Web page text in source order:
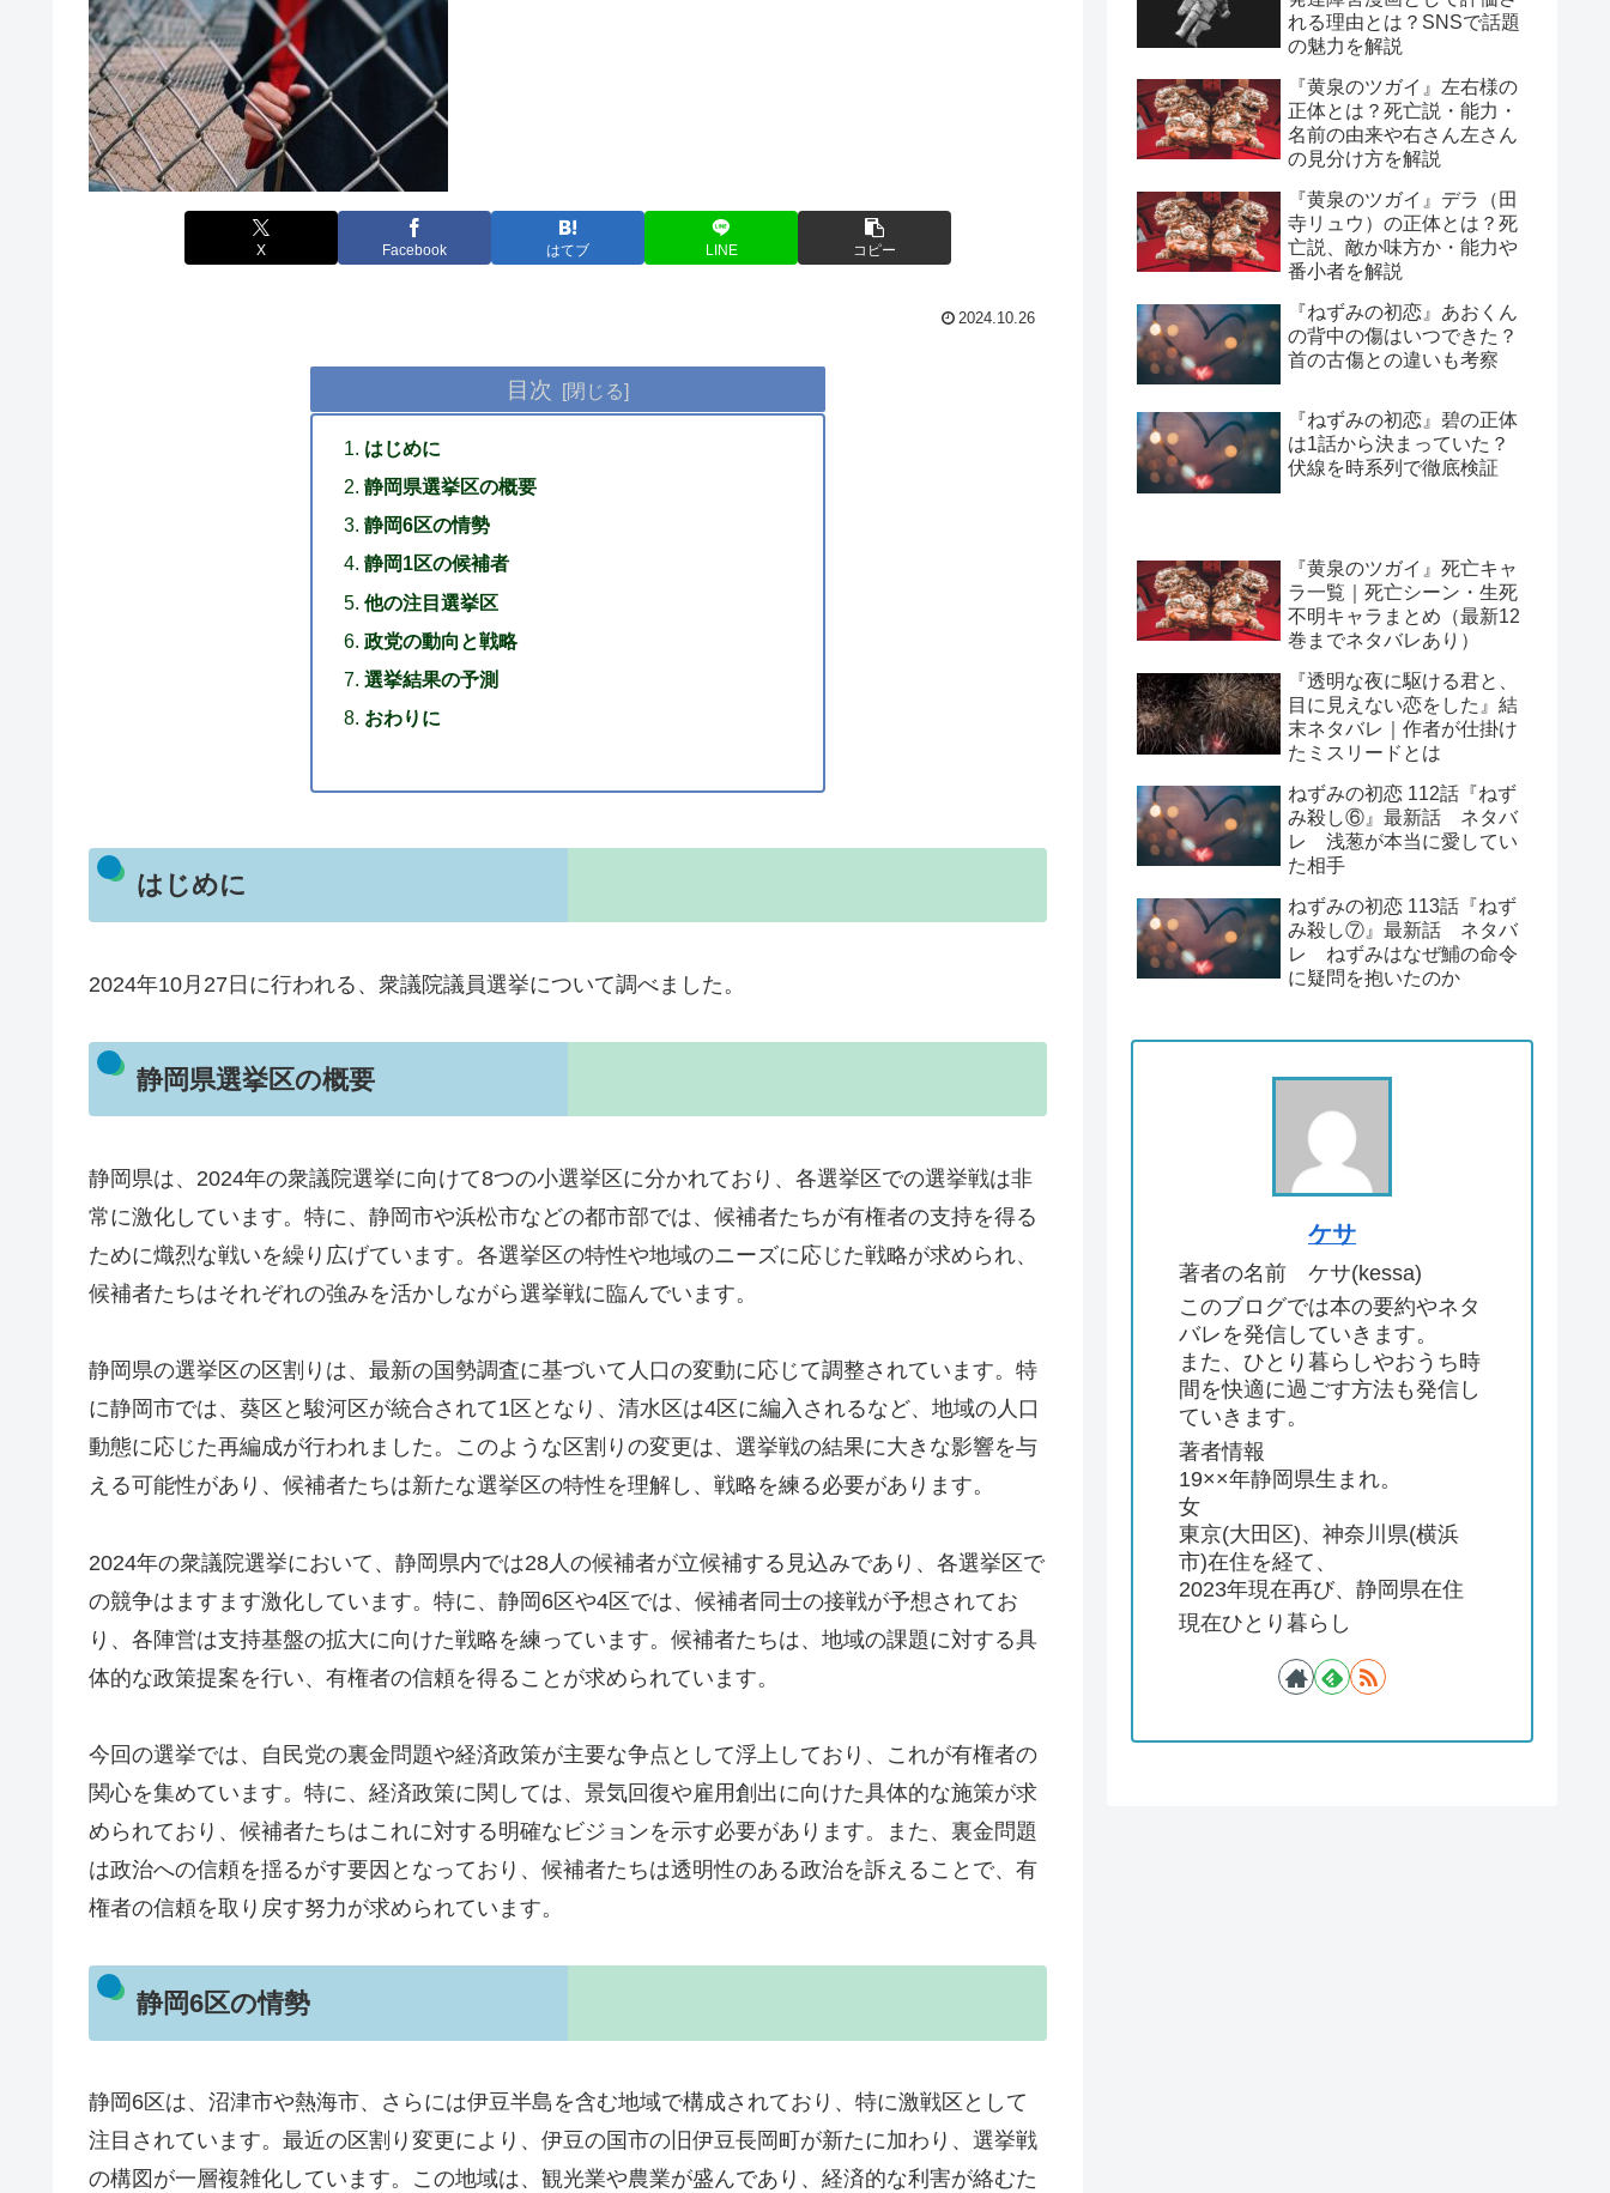
X Facebook はてブ LINE コピー
2024.10.26
目次
はじめに
静岡県選挙区の概要
静岡6区の情勢
静岡1区の候補者
他の注目選挙区
政党の動向と戦略
選挙結果の予測
おわりに
はじめに
2024年10月27日に行われる、衆議院議員選挙について調べました。
静岡県選挙区の概要
静岡県は、2024年の衆議院選挙に向けて8つの小選挙区に分かれており、各選挙区での選挙戦は非
常に激化しています。特に、静岡市や浜松市などの都市部では、候補者たちが有権者の支持を得る
ために熾烈な戦いを繰り広げています。各選挙区の特性や地域のニーズに応じた戦略が求められ、
候補者たちはそれぞれの強みを活かしながら選挙戦に臨んでいます。
静岡県の選挙区の区割りは、最新の国勢調査に基づいて人口の変動に応じて調整されています。特
に静岡市では、葵区と駿河区が統合されて1区となり、清水区は4区に編入されるなど、地域の人口
動態に応じた再編成が行われました。このような区割りの変更は、選挙戦の結果に大きな影響を与
える可能性があり、候補者たちは新たな選挙区の特性を理解し、戦略を練る必要があります。
2024年の衆議院選挙において、静岡県内では28人の候補者が立候補する見込みであり、各選挙区で
の競争はますます激化しています。特に、静岡6区や4区では、候補者同士の接戦が予想されてお
り、各陣営は支持基盤の拡大に向けた戦略を練っています。候補者たちは、地域の課題に対する具
体的な政策提案を行い、有権者の信頼を得ることが求められています。
今回の選挙では、自民党の裏金問題や経済政策が主要な争点として浮上しており、これが有権者の
関心を集めています。特に、経済政策に関しては、景気回復や雇用創出に向けた具体的な施策が求
められており、候補者たちはこれに対する明確なビジョンを示す必要があります。また、裏金問題
は政治への信頼を揺るがす要因となっており、候補者たちは透明性のある政治を訴えることで、有
権者の信頼を取り戻す努力が求められています。
静岡6区の情勢
静岡6区は、沼津市や熱海市、さらには伊豆半島を含む地域で構成されており、特に激戦区として
注目されています。最近の区割り変更により、伊豆の国市の旧伊豆長岡町が新たに加わり、選挙戦
の構図が一層複雑化しています。この地域は、観光業や農業が盛んであり、経済的な利害が絡むた
れる理由とは？SNSで話題
の魅力を解説
『黄泉のツガイ』左右様の
正体とは？死亡説・能力・
名前の由来や右さん左さん
の見分け方を解説
『黄泉のツガイ』デラ（田
寺リュウ）の正体とは？死
亡説、敵か味方か・能力や
番小者を解説
『ねずみの初恋』あおくん
の背中の傷はいつできた？
首の古傷との違いも考察
『ねずみの初恋』碧の正体
は1話から決まっていた？
伏線を時系列で徹底検証
『黄泉のツガイ』死亡キャ
ラ一覧｜死亡シーン・生死
不明キャラまとめ（最新12
巻までネタバレあり）
『透明な夜に駆ける君と、
目に見えない恋をした』結
末ネタバレ｜作者が仕掛け
たミスリードとは
ねずみの初恋 112話『ねず
み殺し⑥』最新話 ネタバ
レ 浅葱が本当に愛してい
た相手
ねずみの初恋 113話『ねず
み殺し⑦』最新話 ネタバ
レ ねずみはなぜ鯆の命令
に疑問を抱いたのか
ケサ
著者の名前 ケサ(kessa)
このブログでは本の要約やネタ
バレを発信していきます。
また、ひとり暮らしやおうち時
間を快適に過ごす方法も発信し
ていきます。
著者情報
19××年静岡県生まれ。
女
東京(大田区)、神奈川県(横浜
市)在住を経て、
2023年現在再び、静岡県在住
現在ひとり暮らし